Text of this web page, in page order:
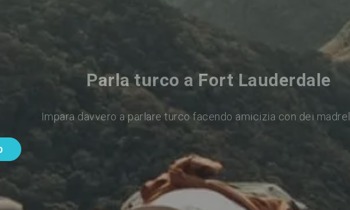
Parla turco a Fort Lauderdale
Impara davvero a parlare turco facendo amicizia con dei